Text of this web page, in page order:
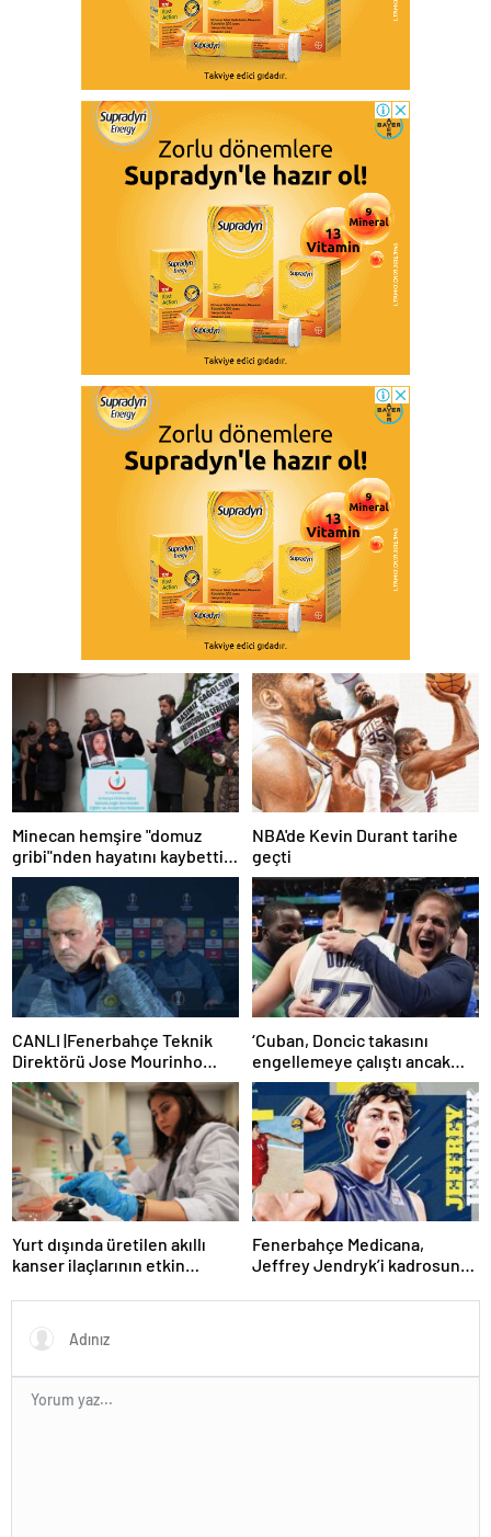
Minecan hemşire "domuz
gribi"nden hayatını kaybetti –
Haberler | Sağlık Haberleri
NBA'de Kevin Durant tarihe
geçti
CANLI |Fenerbahçe Teknik
Direktörü Jose Mourinho
basın toplantısı düzenliyor
‘Cuban, Doncic takasını
engellemeye çalıştı ancak
geç kaldı’ iddiası! NBA
Haberleri
Yurt dışında üretilen akıllı
kanser ilaçlarının etkin
geliştirildi | Sağlık Haberleri
Fenerbahçe Medicana,
Jeffrey Jendryk’i kadrosuna